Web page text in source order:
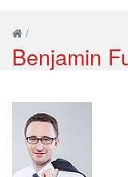
/
Benjamin